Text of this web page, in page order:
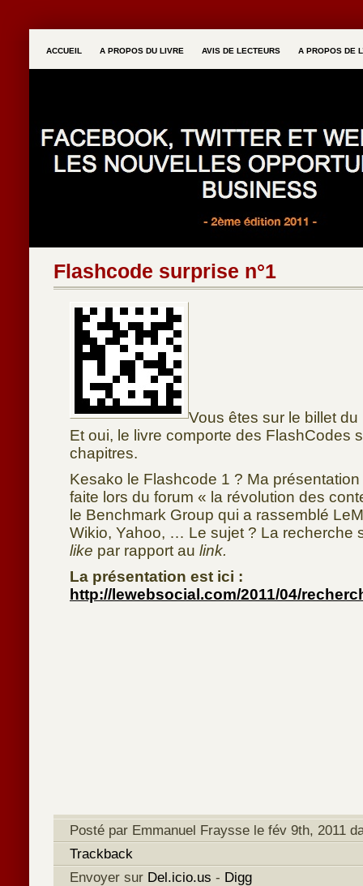
ACCUEIL A PROPOS DU LIVRE AVIS DE LECTEURS A PROPOS DE
Flashcode surprise n°1
Vous êtes sur le billet
Et oui, le livre comporte des FlashCodes
chapitres.
Kesako le Flashcode 1 ? Ma
faite lors du forum « la révolution des
le Benchmark Group qui a rassemblé
Wikio, Yahoo, … Le sujet ? La recherche
like par rapport au link.
La présentation est ici :
http://lewebsocial.com/2011/04/
Posté par Emmanuel Fraysse le fév 9th, 2011
Trackback
Envoyer sur Del.icio.us - Digg